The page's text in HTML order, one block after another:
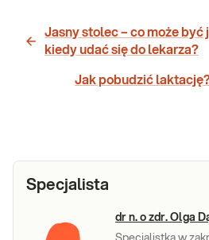
Jasny stolec – co może być
kiedy udać się do lekarza?
Jak pobudzić
Specjalista
dr n. o zdr. Olga